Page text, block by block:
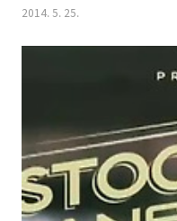
내고, 이 데이터를 멜로디로 재
Agnelli)라는 클래식 작곡가와
를 음악으로 만든 것이 아니라,
의 음을, 거의 완전히 새롭게 작
2014. 5. 25.